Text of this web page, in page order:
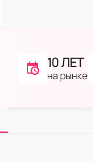
10 ЛЕТ
на рынке